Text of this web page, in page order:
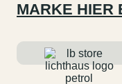
MARKE HIER